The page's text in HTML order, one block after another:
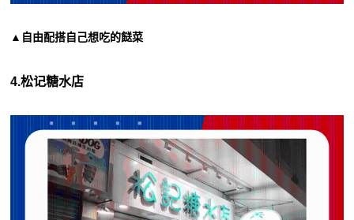
▲自由配搭自己想吃的餸菜
4.松记糖水店